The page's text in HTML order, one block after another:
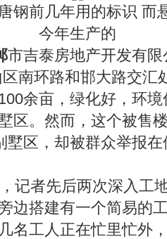
钢前几年用的标识 而
今年生产的
市吉泰房地产开发有限
南环路和邯大路交汇
余亩，绿化好，环
区。然而，这个被售
墅区，却被群众举报
者先后两次深入工
搭建有一个简易的
名工人正在忙里忙外